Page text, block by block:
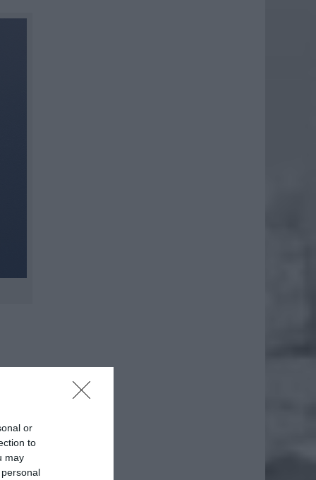
or
to
may